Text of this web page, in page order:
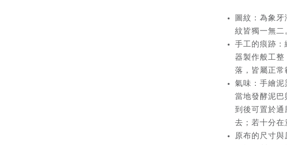
圖紋：為象
紋皆獨一無二
手工的痕跡：
器製作般工整
落，皆屬正常
氣味：手繪泥
當地發酵泥巴
到後可置於通
去；若十分在
原布的尺寸